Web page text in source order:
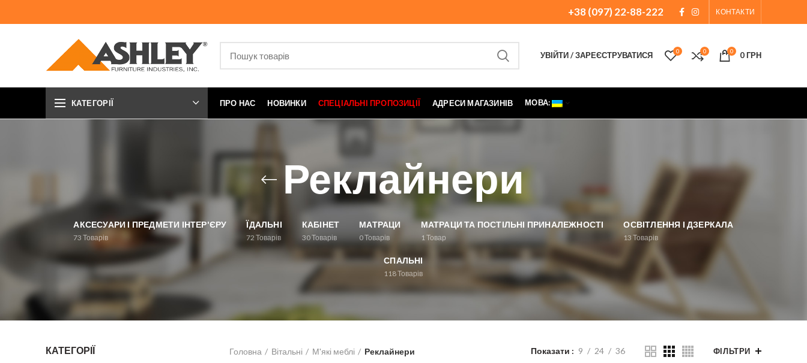
+38 (097) 22-88-222 КОНТАКТИ
УВІЙТИ / ЗАРЕЄСТРУВАТИСЯ 0 0 0 0ГРН
КАТЕГОРІЇ ПРО НАС НОВИНКИ СПЕЦІАЛЬНІ ПРОПОЗИЦІЇ АДРЕСИ МАГАЗИНІВ МОВА:
Реклайнери
АКСЕСУАРИ І ПРЕДМЕТИ ІНТЕР'ЄРУ
73 Товарів
ЇДАЛЬНІ
72 Товарів
КАБІНЕТ
30Товарів
МАТРАЦИ
0Товарів
МАТРАЦИ ТА ПОСТІЛЬНІ ПРИНАЛЕЖНОСТІ
1Товар
ОСВІТЛЕННЯ І ДЗЕРКАЛА
13 Товарів
СПАЛЬНІ
118Товарів
КАТЕГОРІЇ Головна Вітальні М'які меблі Реклайнери Показати 9 24 36 ФІЛЬТРИ